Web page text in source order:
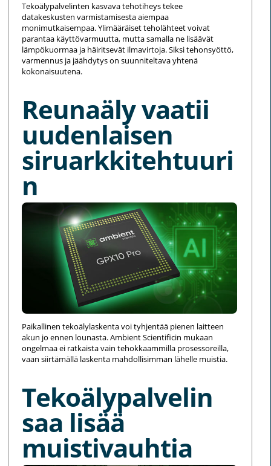
Tekoälypalvelinten kasvava tehotiheys tekee
datakeskusten varmistamisesta aiempaa
monimutkaisempaa. Ylimääräiset teholähteet voivat
parantaa käyttövarmuutta, mutta samalla ne lisäävät
lämpökuormaa ja häiritsevät ilmavirtoja. Siksi tehonsyöttö,
varmennus ja jäähdytys on suunniteltava yhtenä
kokonaisuutena.
Reunaäly vaatii
uudenlaisen
siruarkkitehtuuri
n
Paikallinen tekoälylaskenta voi tyhjentää pienen laitteen
akun jo ennen lounasta. Ambient Scientificin mukaan
ongelmaa ei ratkaista vain tehokkaammilla prosessoreilla,
vaan siirtämällä laskenta mahdollisimman lähelle muistia.
Tekoälypalvelin
saa lisää
muistivauhtia